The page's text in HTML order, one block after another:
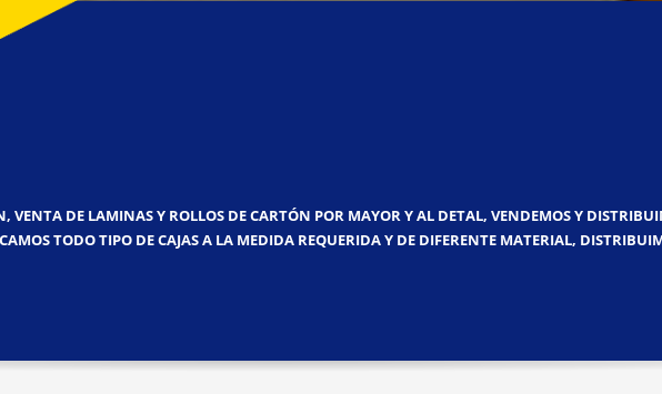
VENTA DE LAMINAS Y ROLLOS DE CARTÓN POR MAYOR Y AL DETAL, VENDEMOS Y
TODO TIPO DE CAJAS A LA MEDIDA REQUERIDA Y DE DIFERENTE MATERIAL,